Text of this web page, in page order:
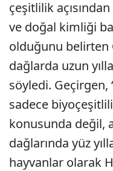
çeşitlilik
ve doğal kimliği
olduğunu belirten
dağlarda uzun
söyledi.
sadece
konusunda değil,
dağlarında yüz
hayvanlar olarak